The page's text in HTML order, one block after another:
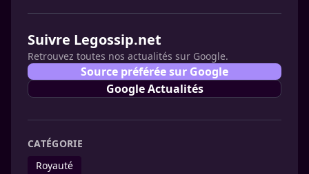
Suivre Legossip.net
Retrouvez toutes nos actualités sur Google.
Source préférée sur Google
Google Actualités
CATÉGORIE
Royauté